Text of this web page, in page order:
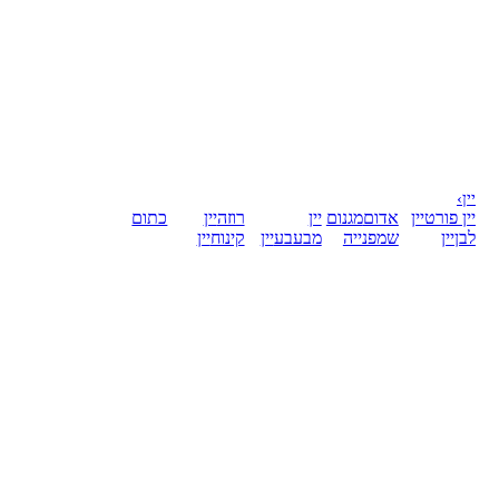
יין›
יין פורטיין
לבןיין
אדוםמגנום
שמפנייה
יין
מבעבעיין
רוזהיין
קינוחיין
כתום